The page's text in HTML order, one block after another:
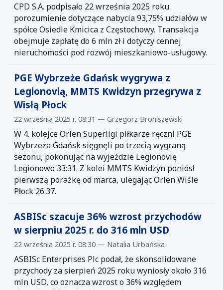
CPD S.A. podpisało 22 września 2025 roku
porozumienie dotyczące nabycia 93,75% udziałów w
spółce Osiedle Kmicica z Częstochowy. Transakcja
obejmuje zapłatę do 6 mln zł i dotyczy cennej
nieruchomości pod rozwój mieszkaniowo-usługowy.
PGE Wybrzeże Gdańsk wygrywa z
Legionovią, MMTS Kwidzyn przegrywa z
Wisłą Płock
22 września 2025 r. 08:31 — Grzegorz Broniszewski
W 4. kolejce Orlen Superligi piłkarze ręczni PGE
Wybrzeża Gdańsk sięgnęli po trzecią wygraną
sezonu, pokonując na wyjeździe Legionovię
Legionowo 33:31. Z kolei MMTS Kwidzyn poniósł
pierwszą porażkę od marca, ulegając Orlen Wiśle
Płock 26:37.
ASBISc szacuje 36% wzrost przychodów
w sierpniu 2025 r. do 316 mln USD
22 września 2025 r. 08:30 — Natalia Urbańska
ASBISc Enterprises Plc podał, że skonsolidowane
przychody za sierpień 2025 roku wyniosły około 316
mln USD, co oznacza wzrost o 36% względem